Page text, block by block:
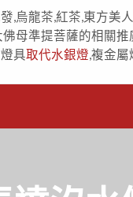
,烏龍茶,紅茶,東方美
佛母準提菩薩的相關推
具取代水銀燈 ,複金屬